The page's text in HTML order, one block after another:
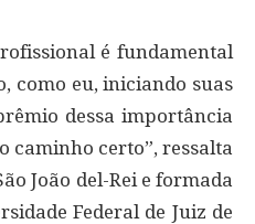
é fundamental
como eu, iniciando suas
dessa importância
caminho certo”, ressalta
João del-Rei e formada
Federal de Juiz de